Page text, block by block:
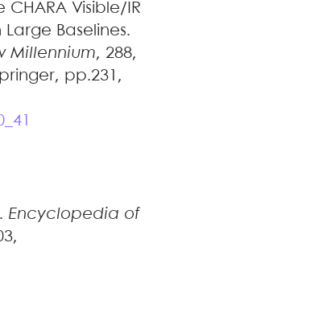
CHARA Visible/IR
Baselines.
Millennium, 288,
pp.231,
. Encyclopedia of